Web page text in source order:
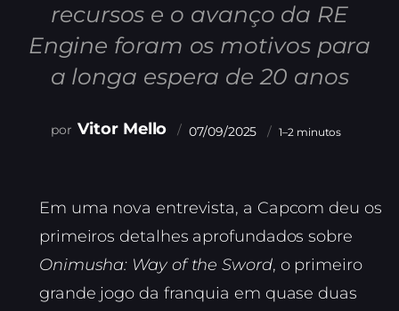
recursos e o avanço da RE
Engine foram os motivos para
a longa espera de 20 anos
Vitor Mello 07/09/2025 1–2 minutos
Em uma nova entrevista, a Capcom deu os
primeiros detalhes aprofundados sobre
Onimusha: Way of the Sword, o primeiro
grande jogo da franquia em quase duas